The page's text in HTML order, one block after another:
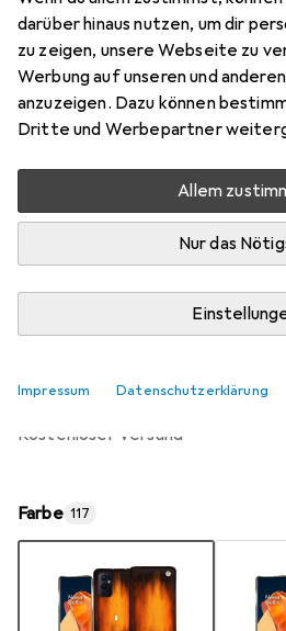
darüber hinaus nutzen, um dir
zu zeigen, unsere Webseite zu
Werbung auf unseren und
anzuzeigen. Dazu können
Dritte und Werbepartner
Allem
Nur das
Impressum Datenschutzerklärung
Preis in EUR inkl. MwSt.
Bewertungen
Zwischen Mo, 28.9. und Sa,
Benachrichtigen, wenn
Lieferort angeben für
In den
kostenloser Versand
Farbe 117